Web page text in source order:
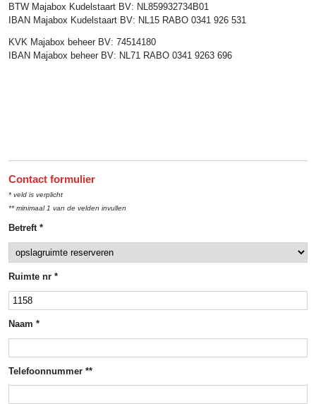
BTW Majabox Kudelstaart BV: NL859932734B01
IBAN Majabox Kudelstaart BV: NL15 RABO 0341 926 531
KVK Majabox beheer BV: 74514180
IBAN Majabox beheer BV: NL71 RABO 0341 9263 696
Contact formulier
* veld is verplicht
** minimaal 1 van de velden invullen
Betreft *
Ruimte nr *
Naam *
Telefoonnummer **